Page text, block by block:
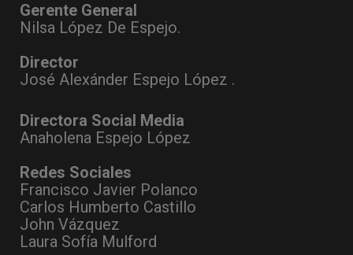
Gerente General
Nilsa López De Espejo.
Director
José Alexánder Espejo López .
Directora Social Media
Anaholena Espejo López
Redes Sociales
Francisco Javier Polanco
Carlos Humberto Castillo
John Vázquez
Laura Sofía Mulford